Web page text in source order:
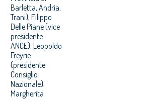
Barletta, Andria,
Trani), Filippo
Delle Piane (vice
presidente
ANCE), Leopoldo
Freyrie
(presidente
Consiglio
Nazionale),
Margherita